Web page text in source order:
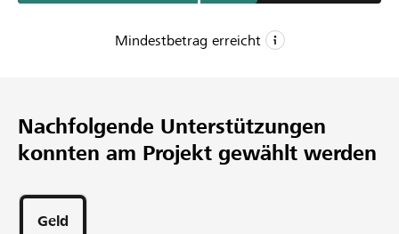
Mindestbetrag erreicht
CHF 4’000
Wunschbetrag
Unterstützungen
Nachfolgende Unterstützungen
konnten am Projekt gewählt werden
Geld